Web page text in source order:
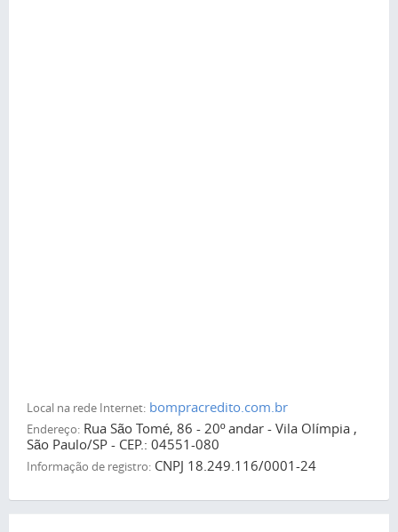
Local na rede Internet: bompracredito.com.br
Endereço: Rua São Tomé, 86 - 20º andar - Vila Olímpia ,
São Paulo/SP - CEP.: 04551-080
Informação de registro: CNPJ 18.249.116/0001-24